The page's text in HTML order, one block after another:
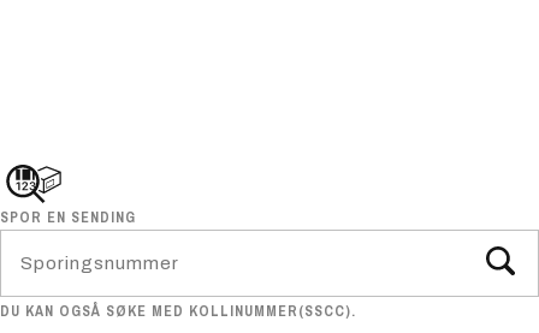
SPOR EN SENDING
DU KAN OGSÅ SØKE MED KOLLINUMMER(SSCC).